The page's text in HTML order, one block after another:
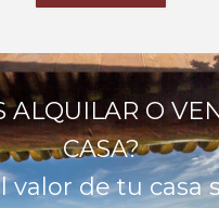
ALQUILAR O
CASA?
valor de tu casa